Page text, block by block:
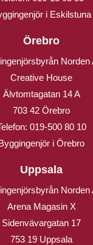
i Eskilstuna
Örebro
Norden
Creative House
Älvtomtagatan 14 A
703 42 Örebro
019-500 80 10
i Örebro
Uppsala
Norden
Arena Magasin X
Sidenvävargatan 17
753 19 Uppsala